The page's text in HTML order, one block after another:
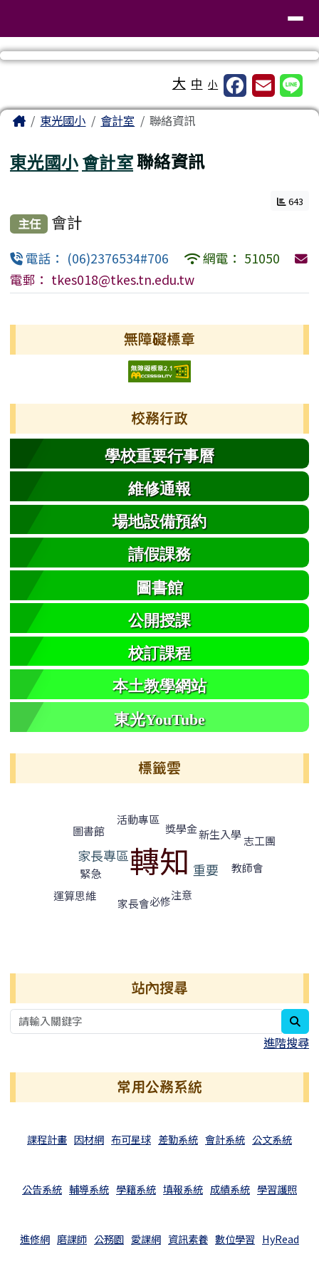
大 中 小
主內容區域
Home東光國小 會計室 聯絡資訊
東光國小會計室聯絡資訊
643
主任 會計
電話： (06)2376534#706
網電： 51050
電郵： tkes018@tkes.tn.edu.tw
無障礙標章
校務行政
學校重要行事曆
維修通報
場地設備預約
請假課務
圖書館
公開授課
校訂課程
本土教學網站
東光YouTube
標籤雲
圖書館
活動專區
獎學金
家長專區轉知
新生入學志工團
緊急 重要
教師會
運算思維
家長會必修注意
站內搜尋
進階搜尋
常用公務系統
課程計畫 因材網 布可星球 差勤系統 會計系統 公文系統
公告系統 輔導系統 學籍系統 填報系統 成績系統 學習護照
進修網 磨課師 公務園 愛課網 資訊素養 數位學習 HyRead
頁尾區域